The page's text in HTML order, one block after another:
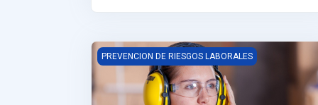
PREVENCION DE RIESGOS LABORALES
PREVENCION DE RIESGOS LABORALES